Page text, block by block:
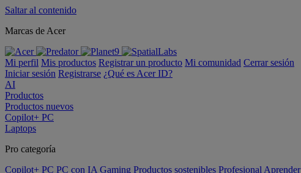
Saltar al contenido
Marcas de Acer
Mi perfil Mis productos Registrar un producto Mi comunidad Cerrar sesión
Iniciar sesión Registrarse ¿Qué es Acer ID?
AI
Productos
Productos nuevos
Copilot+ PC
Laptops
Pro categoría
Copilot+ PC PC con IA Gaming Productos sostenibles Profesional Aprender